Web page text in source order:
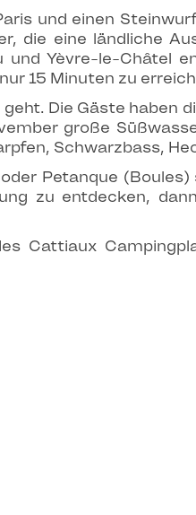
und einen
die eine ländliche
Yèvre-le-Châtel
15 Minuten zu
Die Gäste haben
große
Schwarzbass,
Petanque
zu entdecken,
Cattiaux